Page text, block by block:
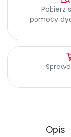
Promocje
Pobierz
pomocy
Opis